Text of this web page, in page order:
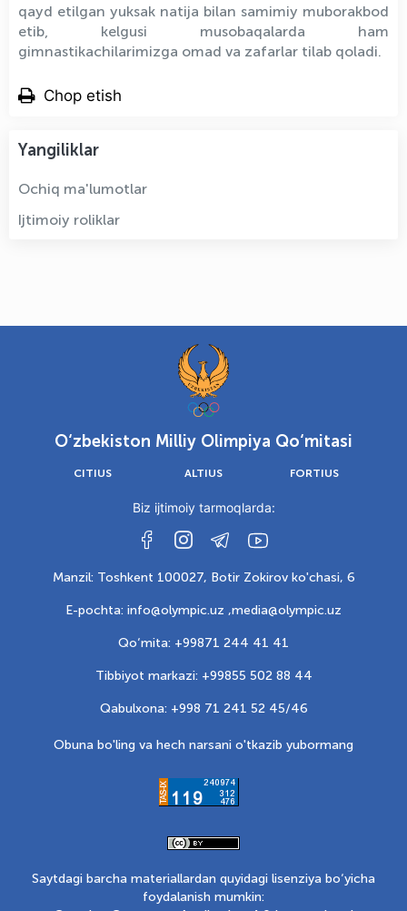
qayd etilgan yuksak natija bilan samimiy muborakbod
etib, kelgusi musobaqalarda ham
gimnastikachilarimizga omad va zafarlar tilab qoladi.
Chop etish
Yangiliklar
Ochiq ma'lumotlar
Ijtimoiy roliklar
O‘zbekiston Milliy Olimpiya Qo‘mitasi
CITIUS ALTIUS FORTIUS
Biz ijtimoiy tarmoqlarda:
Manzil: Toshkent 100027, Botir Zokirov ko'chasi, 6
E-pochta: info@olympic.uz ,media@olympic.uz
Qo‘mita: +99871 244 41 41
Tibbiyot markazi: +99855 502 88 44
Qabulxona: +998 71 241 52 45/46
Obuna bo'ling va hech narsani o'tkazib yubormang
Saytdagi barcha materiallardan quyidagi lisenziya bo‘yicha
foydalanish mumkin: